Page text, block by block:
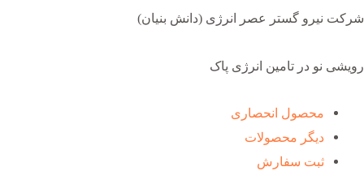
شرکت نیرو گستر عصر انرژی (دانش بنیان)
رویشی نو در تامین انرژی پاک
محصول انحصاری
دیگر محصولات
ثبت سفارش